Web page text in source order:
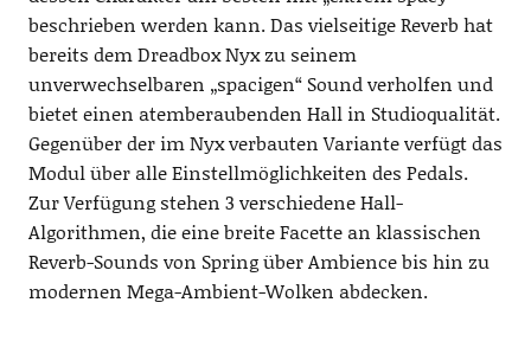
beschrieben werden kann. Das vielseitige Reverb hat
bereits dem Dreadbox Nyx zu seinem
unverwechselbaren „spacigen“ Sound verholfen und
bietet einen atemberaubenden Hall in Studioqualität.
Gegenüber der im Nyx verbauten Variante verfügt das
Modul über alle Einstellmöglichkeiten des Pedals.
Zur Verfügung stehen 3 verschiedene Hall-
Algorithmen, die eine breite Facette an klassischen
Reverb-Sounds von Spring über Ambience bis hin zu
modernen Mega-Ambient-Wolken abdecken.